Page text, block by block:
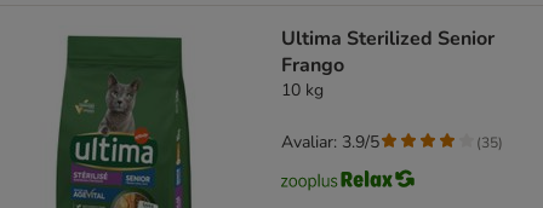
Ultima Sterilized Senior
Frango
10 kg
Avaliar: 3.9/5 (35)